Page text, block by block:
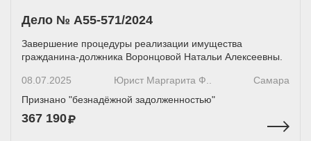
Дело № А55-571/2024
Завершение процедуры реализации имущества
гражданина-должника Воронцовой Натальи Алексеевны.
08.07.2025 Юрист Маргарита Ф..
Самара
Признано "безнадёжной задолженностью"
367 190